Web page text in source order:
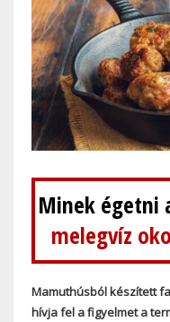
Minek égetni
melegvíz
Mamuthúsból készített
hívja fel a figyelmet a